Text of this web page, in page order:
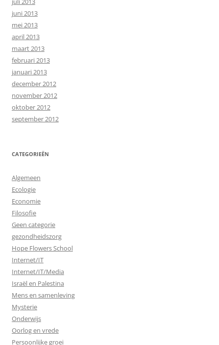
juni 2013
mei 2013
april 2013
maart 2013
februari 2013
januari 2013
december 2012
november 2012
oktober 2012
september 2012
CATEGORIEËN
Algemeen
Ecologie
Economie
Filosofie
Geen categorie
gezondheidszorg
Hope Flowers School
Internet/IT
Internet/IT/Media
Israël en Palestina
Mens en samenleving
Mysterie
Onderwijs
Oorlog en vrede
Persoonlijke groei